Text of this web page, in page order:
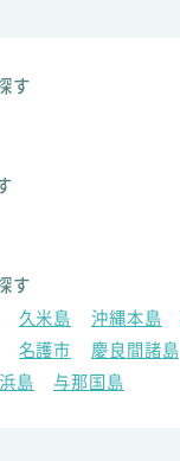
す
す
久米島 沖縄本島
名護市 慶良間諸島
島 与那国島